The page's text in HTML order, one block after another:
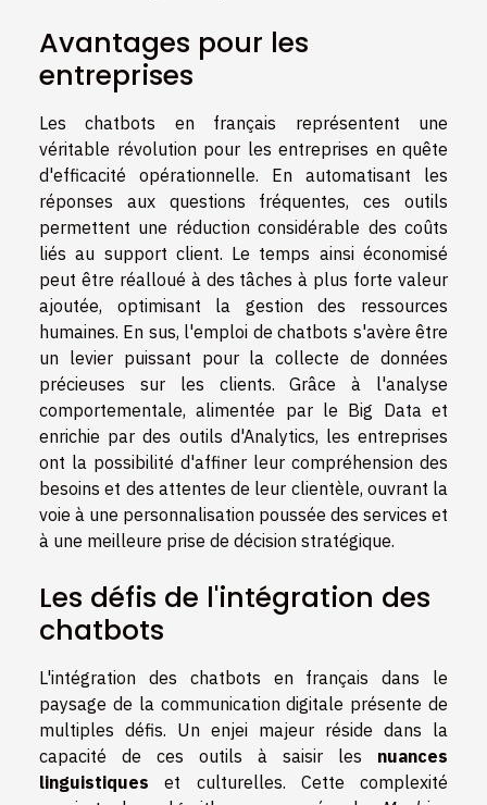
Avantages pour les
entreprises
Les chatbots en français représentent une
véritable révolution pour les entreprises en quête
d'efficacité opérationnelle. En automatisant les
réponses aux questions fréquentes, ces outils
permettent une réduction considérable des coûts
liés au support client. Le temps ainsi économisé
peut être réalloué à des tâches à plus forte valeur
ajoutée, optimisant la gestion des ressources
humaines. En sus, l'emploi de chatbots s'avère être
un levier puissant pour la collecte de données
précieuses sur les clients. Grâce à l'analyse
comportementale, alimentée par le Big Data et
enrichie par des outils d'Analytics, les entreprises
ont la possibilité d'affiner leur compréhension des
besoins et des attentes de leur clientèle, ouvrant la
voie à une personnalisation poussée des services et
à une meilleure prise de décision stratégique.
Les défis de l'intégration des
chatbots
L'intégration des chatbots en français dans le
paysage de la communication digitale présente de
multiples défis. Un enjei majeur réside dans la
capacité de ces outils à saisir les nuances
linguistiques et culturelles. Cette complexité